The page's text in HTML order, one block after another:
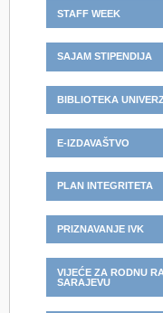
STAFF WEEK
SAJAM STIPENDIJA
BIBLIOTEKA
E-IZDAVAŠTVO
PLAN INTEGRITETA
PRIZNAVANJE IVK
VIJEĆE ZA RODNU
SARAJEVU